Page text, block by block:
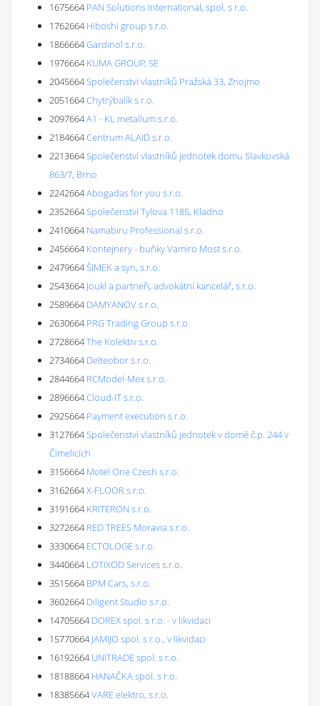
1675664 PAN Solutions International, spol. s r.o.
1762664 Hiboshi group s.r.o.
1866664Gardinol s.r.o.
1976664 KUMA GROUP, SE
2045664Společenství vlastníků Pražská 33, Znojmo
2051664Chytrýbalík s.r.o.
2097664A1 - KL metallum s.r.o.
2184664Centrum ALAID s.r.o.
2213664Společenství vlastníků jednotek domu Slavkovská
863/7, Brno
2242664Abogadas for you s.r.o.
2352664Společenství Tylova 1185, Kladno
2410664 Namabiru Professional s.r.o.
2456664 Kontejnery - buňky Vamiro Most s.r.o.
2479664ŠIMEK a syn, s.r.o.
2543664 Joukl a partneři, advokátní kancelář, s.r.o.
2589664 DAMYANOV s.r.o.
2630664 PRG Trading Group s.r.o.
2728664The Kolektiv s.r.o.
2734664 Delteobor s.r.o.
2844664 RCModel-Mex s.r.o.
2896664Cloud-IT s.r.o.
2925664 Payment execution s.r.o.
3127664Společenství vlastníků jednotek v domě č.p. 244 v
Čimelicích
3156664 Motel One Czech s.r.o.
3162664X-FLOOR s.r.o.
3191664 KRITERON s.r.o.
3272664 RED TREES Moravia s.r.o.
3330664 ECTOLOGE s.r.o.
3440664 LOTIXOD Services s.r.o.
3515664 BPM Cars, s.r.o.
3602664 Diligent Studio s.r.o.
14705664 DOREX spol. s r.o. - v likvidaci
15770664 JAMIJO spol. s r.o., v likvidaci
16192664 UNITRADE spol. s r.o.
18188664 HANAČKA spol. s r.o.
18385664VARE elektro, s.r.o.